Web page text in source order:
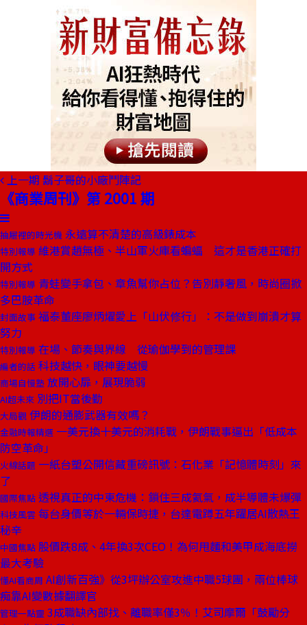
上一期 鬍子哥的小廠鬥陣記
《商業周刊》第 2001 期
抽屜裡的時光機 永遠算不清楚的高級錶成本
特別報導 維港賞趙無極、半山軍火庫看蝙蝠 這才是香港正確打
開方式
特別報導 青蛙變手拿包、章魚幫你占位？告別靜奢風，時尚圈掀
多巴胺革命
封面故事 福泰董座廖炳燿愛上「山伏修行」：不是做到崩潰才算
努力
特別報導 在場、節奏與界線 從瑜伽學到的管理課
編者的話 科技越快，眼神要越慢
商場自慢塾 放開心扉，展現脆弱
AI超未來 別把IT當後勤
大局觀 伊朗的通膨武器有效嗎？
金融時報精選 一美元換十美元的消耗戰，伊朗戰事逼出「低成本
防空革命」
火線話題 一紙台塑公開信藏重磅訊號：石化業「記憶體時刻」來
了
國際焦點 透視真正的中東危機：鎖住三成氦氣，成半導體未爆彈
科技風雲 每台身價等於一輛保時捷，台達電蹲五年躍居AI散熱王
秘辛
中國焦點 股價跌8成、4年換3次CEO！為何甩麵和美甲成海底撈
最大考驗
懂AI看商周 AI創新百強》從3坪辦公室攻進中職5球團，兩位棒球
痴靠AI變數據翻譯官
管理一點靈 3成職缺內部找、離職率僅3％！艾司摩爾「鼓勵分